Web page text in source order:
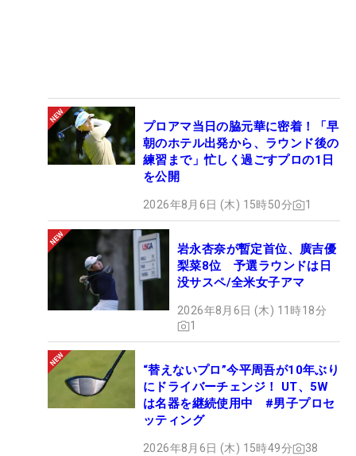
プロアマ当日の脇元華に密着！「早
朝のホテル出発から、ラウンド後の
練習まで」忙しく過ごすプロの1日
を公開
2026年8月6日 (木) 15時50分 1
岩永杏奈が暫定首位、廣吉優
梨菜8位 予選ラウンドは日
没サスペ/全米女子アマ
2026年8月6日 (木) 11時18分
1
“替えないプロ”今平周吾が10年ぶり
にドライバーチェンジ！ UT、5W
は名器を継続使用中 #男子プロセ
ッティング
2026年8月6日 (木) 15時49分 38